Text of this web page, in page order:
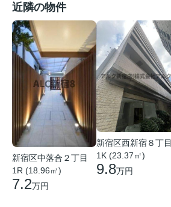
近隣の物件
新宿区中落合２丁目
1R (18.96㎡)
7.2万円
新宿区西新宿８丁目
1K (23.37㎡)
9.8万円